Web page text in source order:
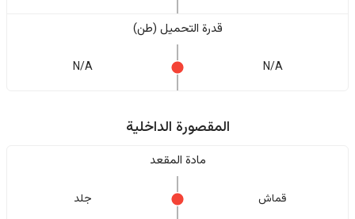
قدرة التحميل (طن)
N/A
N/A
المقصورة الداخلية
مادة المقعد
قماش جلد